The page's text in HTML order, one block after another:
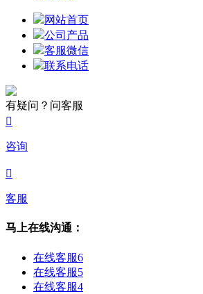
网站首页
公司产品
客服微信
联系电话
有疑问？问客服

咨询

客服
马上在线沟通：
在线客服6
在线客服5
在线客服4